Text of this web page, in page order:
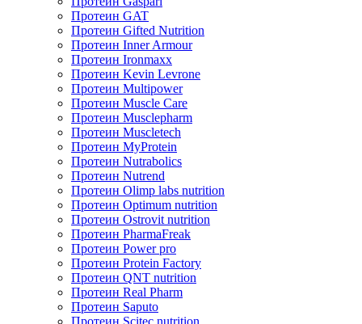
Протеин GAT
Протеин Gifted Nutrition
Протеин Inner Armour
Протеин Ironmaxx
Протеин Kevin Levrone
Протеин Multipower
Протеин Muscle Care
Протеин Musclepharm
Протеин Muscletech
Протеин MyProtein
Протеин Nutrabolics
Протеин Nutrend
Протеин Olimp labs nutrition
Протеин Optimum nutrition
Протеин Ostrovit nutrition
Протеин PharmaFreak
Протеин Power pro
Протеин Protein Factory
Протеин QNT nutrition
Протеин Real Pharm
Протеин Saputo
Протеин Scitec nutrition